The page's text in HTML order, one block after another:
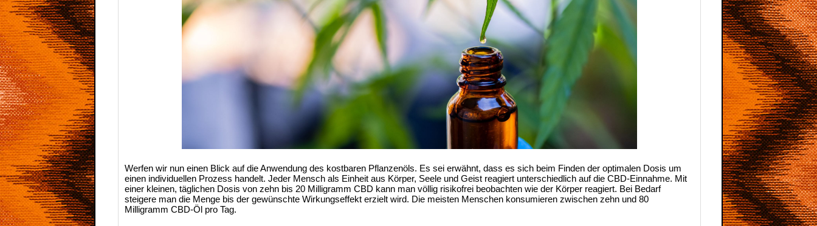
Werfen wir nun einen Blick auf die Anwendung des kostbaren Pflanzenöls. Es sei erwähnt, dass es sich beim Finden der optimalen Dosis um
einen individuellen Prozess handelt. Jeder Mensch als Einheit aus Körper, Seele und Geist reagiert unterschiedlich auf die CBD-Einnahme. Mit
einer kleinen, täglichen Dosis von zehn bis 20 Milligramm CBD kann man völlig risikofrei beobachten wie der Körper reagiert. Bei Bedarf
steigere man die Menge bis der gewünschte Wirkungseffekt erzielt wird. Die meisten Menschen konsumieren zwischen zehn und 80
Milligramm CBD-Öl pro Tag.